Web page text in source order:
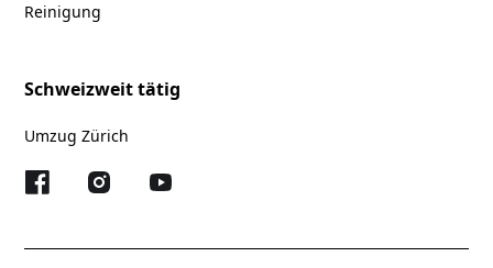
Reinigung
Schweizweit tätig
Umzug Zürich